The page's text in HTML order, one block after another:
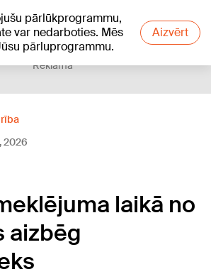
pārlūkprogrammu,
var nedarboties. Mēs
pārluprogrammu.
Aizvērt
Reklāma
2026
laikā no
aizbēg